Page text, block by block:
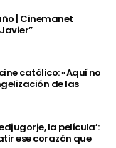
| Cinemanet
católico: «Aquí no
de las
la película’:
ese corazón que